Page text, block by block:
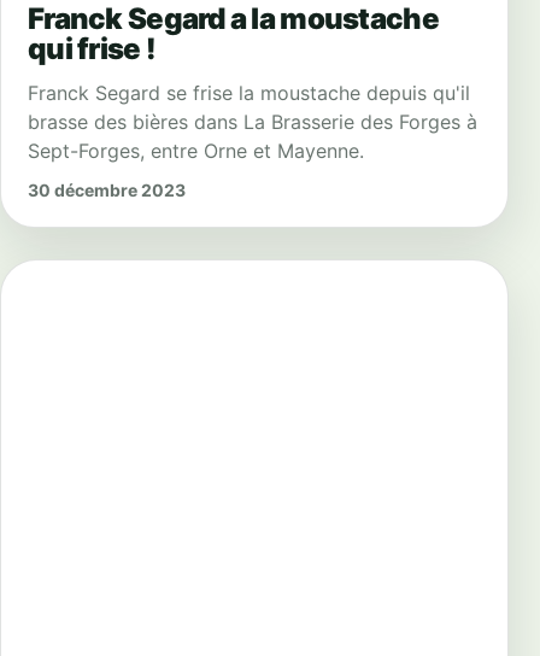
Franck Segard a la moustache
qui frise !
Franck Segard se frise la moustache depuis qu'il
brasse des bières dans La Brasserie des Forges à
Sept-Forges, entre Orne et Mayenne.
30 décembre 2023